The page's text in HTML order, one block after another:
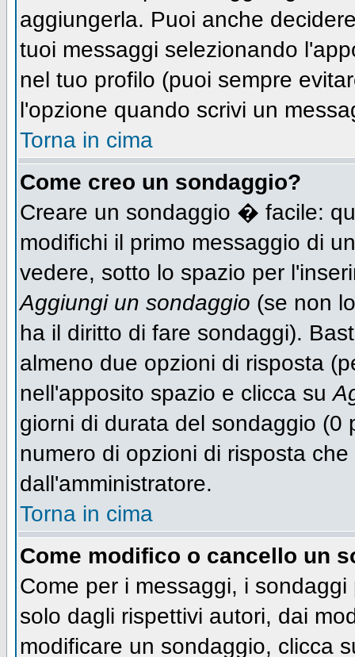
aggiungerla. Puoi anche
tuoi messaggi selezionando
nel tuo profilo (puoi sempre
l'opzione quando scrivi un
Torna in cima
Come creo un sondaggio?
Creare un sondaggio � facile:
modifichi il primo messaggio di
vedere, sotto lo spazio per
Aggiungi un sondaggio (se non
ha il diritto di fare sondaggi).
almeno due opzioni di risposta
nell'apposito spazio e clicca su
giorni di durata del sondaggio
numero di opzioni di risposta
dall'amministratore.
Torna in cima
Come modifico o cancello un
Come per i messaggi, i
solo dagli rispettivi autori, dai
modificare un sondaggio, clicca